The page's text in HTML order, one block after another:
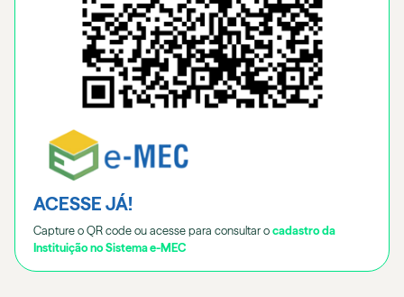
ACESSE JÁ!
Capture o QR code ou acesse para consultar o cadastro da
Instituição no Sistema e-MEC